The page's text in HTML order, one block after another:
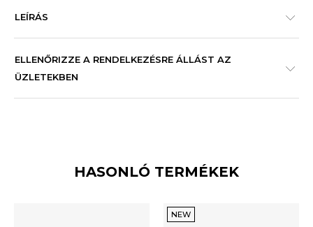
LEÍRÁS
ELLENŐRIZZE A RENDELKEZÉSRE ÁLLÁST AZ
ÜZLETEKBEN
HASONLÓ TERMÉKEK
NEW